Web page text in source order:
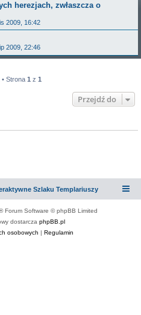
herezjach, zwłaszcza o
2009, 16:42
2009, 22:46
Strona 1 z 1
Przejdź do
Szlaku Templariuszy
Forum Software © phpBB Limited
dostarcza phpBB.pl
osobowych | Regulamin